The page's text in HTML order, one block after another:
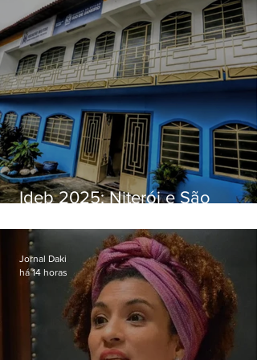
Ideb 2025: Niterói e São
distintos no ensino médio; veja
Jornal Daki
há 14 horas